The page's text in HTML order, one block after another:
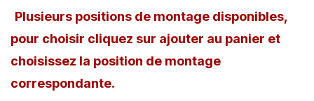
Plusieurs positions de montage disponibles,
pour choisir cliquez sur ajouter au panier et
choisissez la position de montage
correspondante.